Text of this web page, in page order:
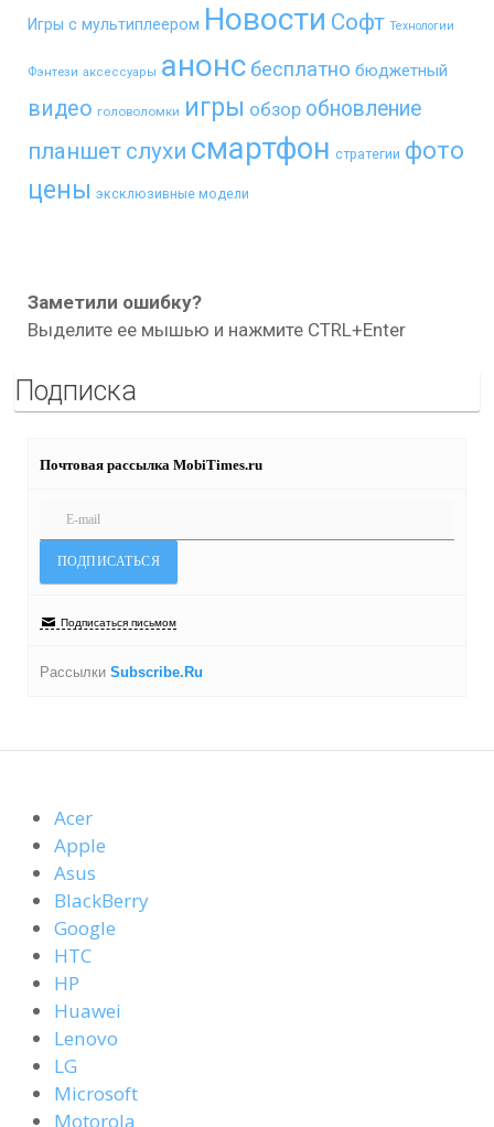
Игры с мультиплеером Новости Софт Технологии
Фэнтези аксессуары анонс бесплатно бюджетный
видео головоломки игры обзор обновление
планшет слухи смартфон стратегии фото
цены эксклюзивные модели
Заметили ошибку?
Выделите ее мышью и нажмите CTRL+Enter
Подписка
Почтовая рассылка MobiTimes.ru
Подписаться письмом
Рассылки Subscribe.Ru
Acer
Apple
Asus
BlackBerry
Google
HTC
HP
Huawei
Lenovo
LG
Microsoft
Motorola